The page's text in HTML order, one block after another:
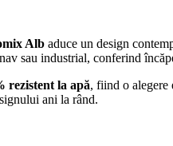
Alb aduce un design
sau industrial, conferind
rezistent la apă, fiind o alegere
ani la rând.